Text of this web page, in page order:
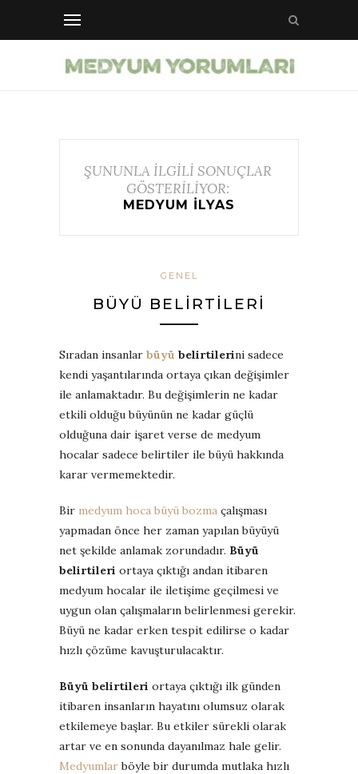
ŞUNUNLA İLGİLİ SONUÇLAR
GÖSTERİLİYOR:
MEDYUM ILYAS
GENEL
BÜYÜ BELIRTILERI
Sıradan insanlar büyü belirtilerini sadece
kendi yaşantılarında ortaya çıkan değişimler
ile anlamaktadır. Bu değişimlerin ne kadar
etkili olduğu büyünün ne kadar güçlü
olduğuna dair işaret verse de medyum
hocalar sadece belirtiler ile büyü hakkında
karar vermemektedir.
Bir medyum hoca büyü bozma çalışması
yapmadan önce her zaman yapılan büyüyü
net şekilde anlamak zorundadır. Büyü
belirtileri ortaya çıktığı andan itibaren
medyum hocalar ile iletişime geçilmesi ve
uygun olan çalışmaların belirlenmesi gerekir.
Büyü ne kadar erken tespit edilirse o kadar
hızlı çözüme kavuşturulacaktır.
Büyü belirtileri ortaya çıktığı ilk günden
itibaren insanların hayatını olumsuz olarak
etkilemeye başlar. Bu etkiler sürekli olarak
artar ve en sonunda dayanılmaz hale gelir.
Medyumlarböyle bir durumda mutlaka hızlı